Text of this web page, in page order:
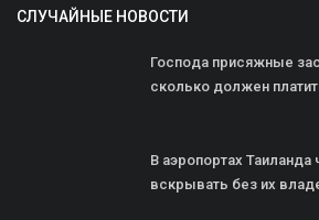
СЛУЧАЙНЫЕ НОВОСТИ
Господа присяжные
сколько должен
В аэропортах
вскрывать без их